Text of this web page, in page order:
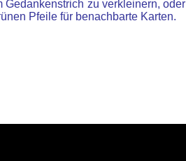
Gedankenstrich zu verkleinern, oder
Pfeile für benachbarte Karten.